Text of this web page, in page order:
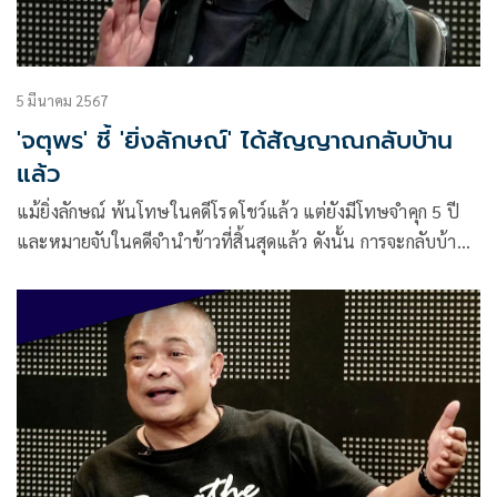
5 มีนาคม 2567
'จตุพร' ชี้ 'ยิ่งลักษณ์' ได้สัญญาณกลับบ้าน
แล้ว
แม้ยิ่งลักษณ์ พ้นโทษในคดีโรดโชว์แล้ว แต่ยังมีโทษจำคุก 5 ปี
และหมายจับในคดีจำนำข้าวที่สิ้นสุดแล้ว ดังนั้น การจะกลับบ้าน